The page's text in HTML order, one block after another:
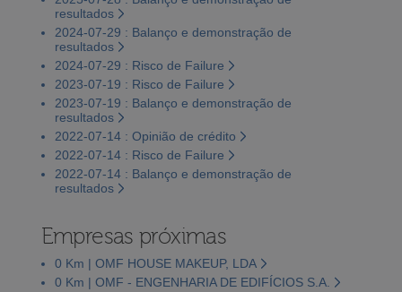
resultados
2024-07-29 : Balanço e demonstração de
resultados
2024-07-29 : Risco de Failure
2023-07-19 : Risco de Failure
2023-07-19 : Balanço e demonstração de
resultados
2022-07-14 : Opinião de crédito
2022-07-14 : Risco de Failure
2022-07-14 : Balanço e demonstração de
resultados
Empresas próximas
0 Km | OMF HOUSE MAKEUP, LDA
0 Km | OMF - ENGENHARIA DE EDIFÍCIOS S.A.